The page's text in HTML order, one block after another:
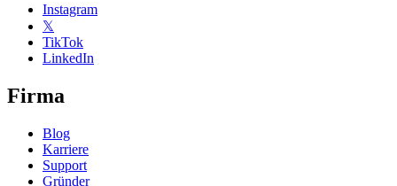
Instagram
𝕏
TikTok
LinkedIn
Firma
Blog
Karriere
Support
Gründer